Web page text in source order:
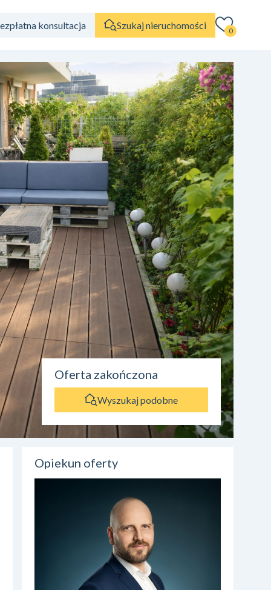
konsultacja Szukaj nieruchomości 0
Oferta zakończona
Wyszukaj podobne
Opiekun oferty